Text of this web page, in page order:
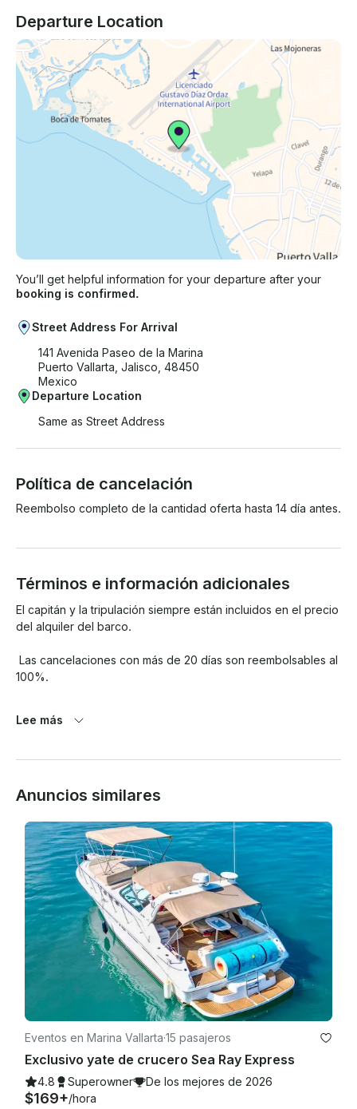
Departure Location
You’ll get helpful information for your departure after your
booking is confirmed.
Street Address For Arrival
141 Avenida Paseo de la Marina
Puerto Vallarta, Jalisco, 48450
Mexico
Departure Location
Same as Street Address
Política de cancelación
Reembolso completo de la cantidad oferta hasta 14 día antes.
Términos e información adicionales
El capitán y la tripulación siempre están incluidos en el precio
del alquiler del barco.
100%.
reembolsables en su 50%.
Las cancelaciones con menos de 14 días no son
funcionamiento.
refrescos ya están incluidos en el precio.
bebidas.
Lee más
Anuncios similares
Eventos en Marina Vallarta·15 pasajeros
Exclusivo yate de crucero Sea Ray Express
4.8 Superowner De los mejores de 2026
$169+/hora